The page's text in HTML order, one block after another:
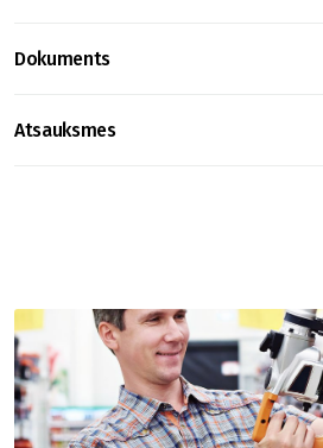
Dokuments
Atsauksmes